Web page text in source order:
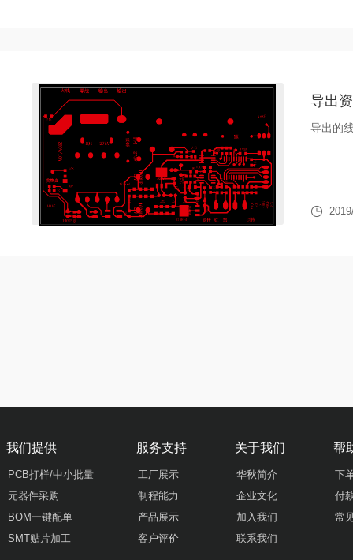
导出
导出的
我们提供
PCB打样/中小批量
元器件采购
BOM一键配单
SMT贴片加工
服务支持
工厂展示
制程能力
产品展示
客户评价
关于我们
华秋简介
企业文化
加入我们
联系我们
帮
下
付
常